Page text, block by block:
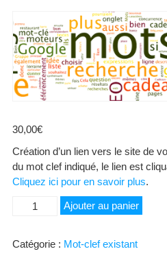
30,00€
Création d’un lien vers le site de
du mot clef indiqué, le lien est
Cliquez ici pour en savoir plus.
quantité
Ajouter au panier
Catégorie : Mot-clef existant